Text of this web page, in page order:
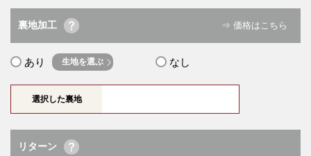
裏地加工 ⇒ 価格はこちら
あり 生地を選ぶ なし
選択した裏地
リターン